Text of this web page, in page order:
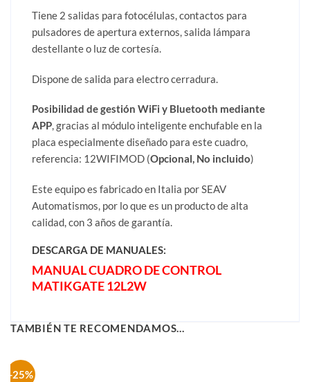
Tiene 2 salidas para fotocélulas, contactos para
pulsadores de apertura externos, salida lámpara
destellante o luz de cortesía.
Dispone de salida para electro cerradura.
Posibilidad de gestión WiFi y Bluetooth mediante
APP, gracias al módulo inteligente enchufable en la
placa especialmente diseñado para este cuadro,
referencia: 12WIFIMOD (Opcional, No incluido)
Este equipo es fabricado en Italia por SEAV
Automatismos, por lo que es un producto de alta
calidad, con 3 años de garantía.
DESCARGA DE MANUALES:
MANUAL CUADRO DE CONTROL
MATIKGATE 12L2W
TAMBIÉN TE RECOMENDAMOS…
-25%